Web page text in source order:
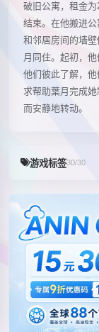
破旧公寓，租金
结束。在他搬进
和邻居房间的墙
月同住。起初，
他们彼此了解，
求帮助葉月完成
而安静地转动。
游戏标签30/30